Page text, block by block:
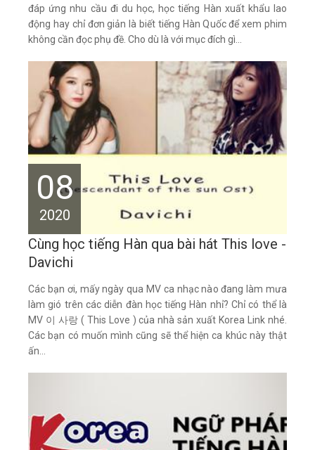
đáp ứng nhu cầu đi du học, học tiếng Hàn xuất khẩu lao
động hay chỉ đơn giản là biết tiếng Hàn Quốc để xem phim
không cần đọc phụ đề. Cho dù là với mục đích gì...
08
2020
Cùng học tiếng Hàn qua bài hát This love -
Davichi
Các bạn ơi, mấy ngày qua MV ca nhạc nào đang làm mưa
làm gió trên các diễn đàn học tiếng Hàn nhỉ? Chỉ có thể là
MV 이 사랑 ( This Love ) của nhà sản xuất Korea Link nhé.
Các bạn có muốn mình cũng sẽ thể hiện ca khúc này thật
ấn...